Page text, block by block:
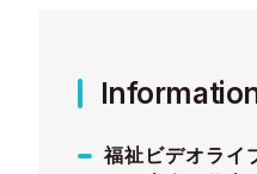
福祉ビデオライ